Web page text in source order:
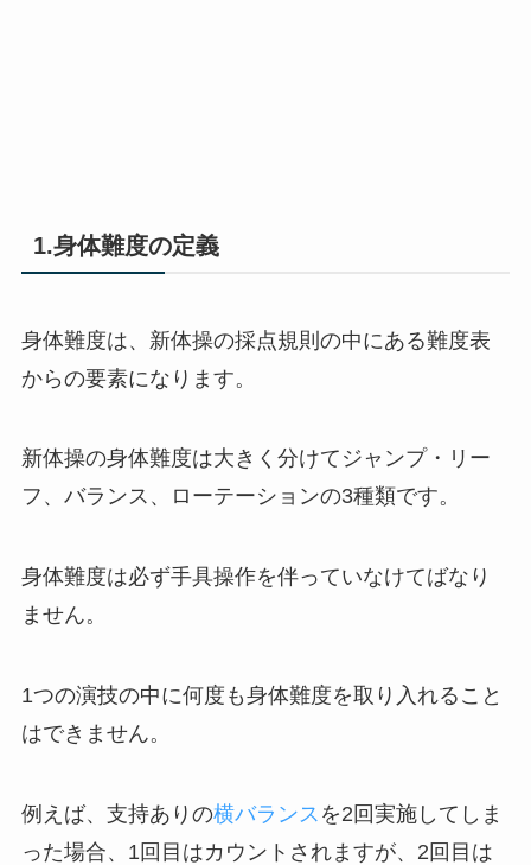
1.身体難度の定義
身体難度は、新体操の採点規則の中にある難度表
からの要素になります。
新体操の身体難度は大きく分けてジャンプ・リー
フ、バランス、ローテーションの3種類です。
身体難度は必ず手具操作を伴っていなけてばなり
ません。
1つの演技の中に何度も身体難度を取り入れること
はできません。
例えば、支持ありの横バランス を2回実施してしま
った場合、1回目はカウントされますが、2回目は